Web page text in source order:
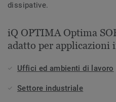
dissipative.
iQ OPTIMA Optima
adatto per applicazioni
Uffici ed ambienti di lavoro
Settore industriale